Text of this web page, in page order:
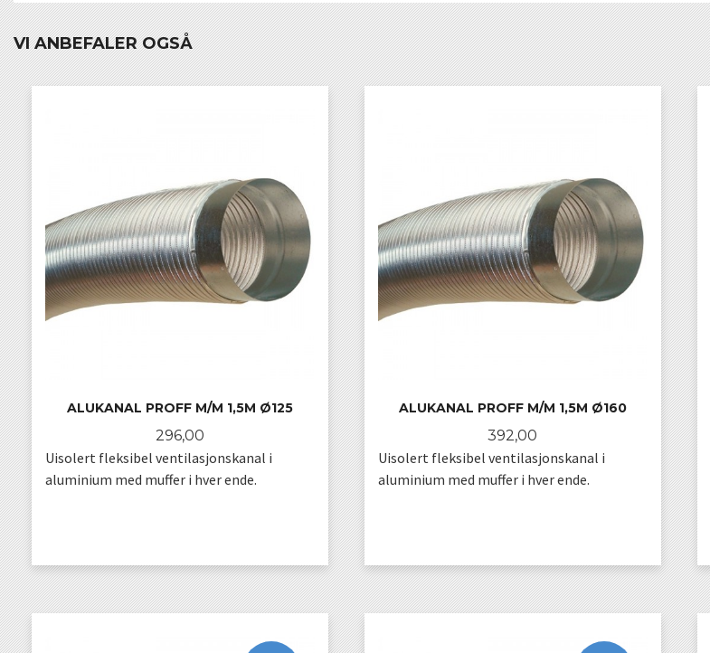
VI ANBEFALER OGSÅ
ALUKANAL PROFF M/M 1,5M Ø125
Pris
296,00
KJØP
Uisolert fleksibel ventilasjonskanal i
aluminium med muffer i hver ende.
ALUKANAL PROFF M/M 1,5M Ø160
Pris
392,00
KJØP
Uisolert fleksibel ventilasjonskanal i
aluminium med muffer i hver ende.